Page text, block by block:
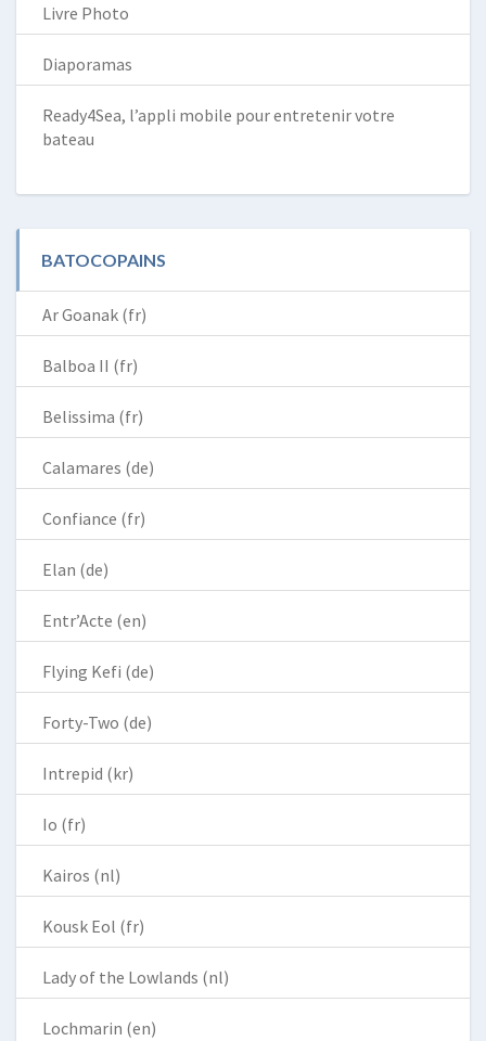
Livre Photo
Diaporamas
Ready4Sea, l’appli mobile pour entretenir votre
bateau
BATOCOPAINS
Ar Goanak (fr)
Balboa II (fr)
Belissima (fr)
Calamares (de)
Confiance (fr)
Elan (de)
Entr’Acte (en)
Flying Kefi (de)
Forty-Two (de)
Intrepid (kr)
Io (fr)
Kairos (nl)
Kousk Eol (fr)
Lady of the Lowlands (nl)
Lochmarin (en)